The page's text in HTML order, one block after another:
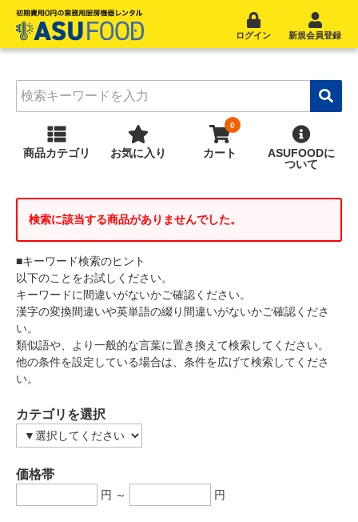
ログイン 新規会員登録
商品カテゴリ お気に入り カート ASUFOODに
ついて
検索に該当する商品がありませんでした。
■キーワード検索のヒント
以下のことをお試しください。
キーワードに間違いがないかご確認ください。
漢字の変換間違いや英単語の綴り間違いがないかご確認くださ
い。
類似語や、より一般的な言葉に置き換えて検索してください。
他の条件を設定している場合は、条件を広げて検索してくださ
い。
カテゴリを選択
価格帯
円 ～ 円